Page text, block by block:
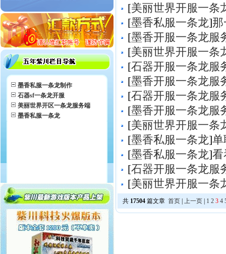
墨香私服一条龙制作
石器sf一条龙开服
美丽世界开区一条龙服务端
墨香私服一条龙
[美丽世界开服一条
[墨香私服一条龙]
[墨香开服一条龙服
[美丽世界开服一条
[石器开服一条龙服
[墨香开服一条龙服
[石器开服一条龙服
[墨香开服一条龙服
[美丽世界开服一条
[墨香私服一条龙]单
[墨香私服一条龙]看
[石器开服一条龙服
[美丽世界开服一条
共 17504 篇文章 首页 上一页 1 2 3 4